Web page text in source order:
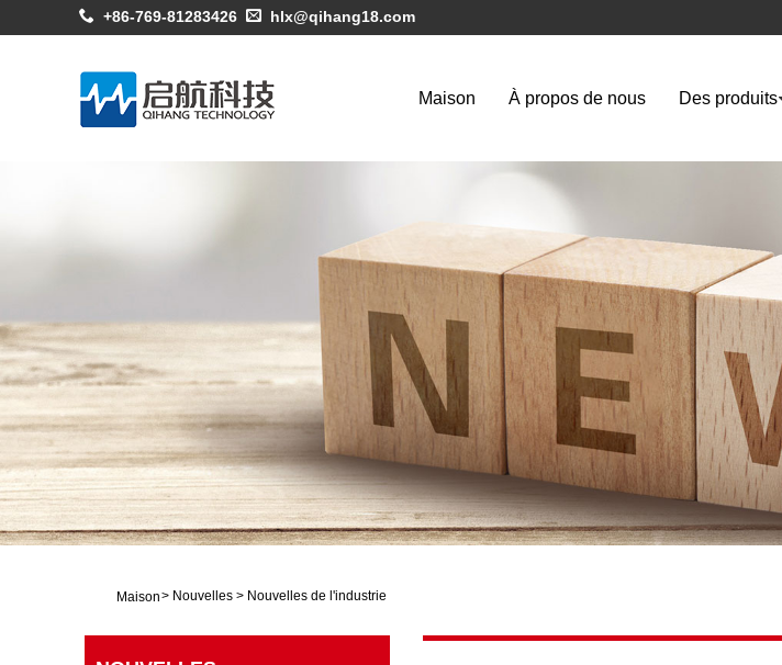
+86-769-81283426 hlx@qihang18.com
Maison À propos de nous Des produits
Maison> Nouvelles > Nouvelles de l'industrie